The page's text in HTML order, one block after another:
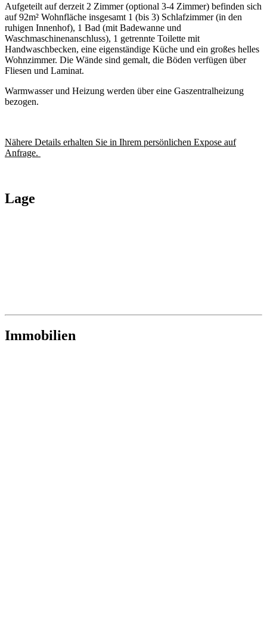
Aufgeteilt auf derzeit 2 Zimmer (optional 3-4 Zimmer) befinden sich
auf 92m² Wohnfläche insgesamt 1 (bis 3) Schlafzimmer (in den
ruhigen Innenhof), 1 Bad (mit Badewanne und
Waschmaschinenanschluss), 1 getrennte Toilette mit
Handwaschbecken, eine eigenständige Küche und ein großes helles
Wohnzimmer. Die Wände sind gemalt, die Böden verfügen über
Fliesen und Laminat.
Warmwasser und Heizung werden über eine Gaszentralheizung
bezogen.
Nähere Details erhalten Sie in Ihrem persönlichen Expose auf
Anfrage.
Lage
Immobilien